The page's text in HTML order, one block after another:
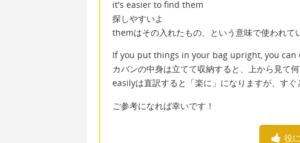
it's easier to find them
探しやすいよ
themはその入れたもの、という意味で使われて
If you put things in your bag upright, you
カバンの中身は立てて収納すると、上から見て
easilyは直訳すると「楽に」になりますが、すぐ
ご参考になれば幸いです！
役